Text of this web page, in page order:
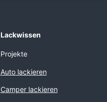
Lackwissen
Projekte
Auto lackieren
Camper lackieren